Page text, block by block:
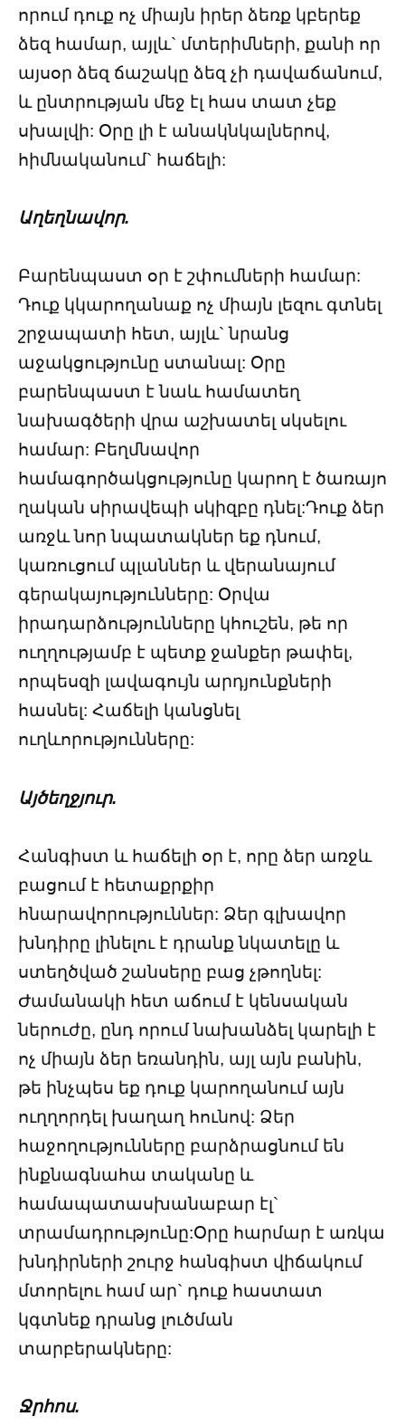
որում դուք ոչ միայն իրեր ձեռք կբերեք
ձեզ համար, այլև` մտերիմների, քանի որ
այսօր ձեզ ճաշակը ձեզ չի դավաճանում,
և ընտրության մեջ էլ հաս տատ չեք
սխալվի: Օրը լի է անակնկալներով,
հիմնականում` հաճելի:
Աղեղնավոր.
Բարենպաստ օր է շփումների համար:
Դուք կկարողանաք ոչ միայն լեզու գտնել
շրջապատի հետ, այլև` նրանց
աջակցությունը ստանալ: Օրը
բարենպաստ է նաև համատեղ
նախագծերի վրա աշխատել սկսելու
համար: Բեղմնավոր
համագործակցությունը կարող է ծառայո
ղական սիրավեպի սկիզբը դնել:Դուք ձեր
առջև նոր նպատակներ եք դնում,
կառուցում պլաններ և վերանայում
գերակայությունները: Օրվա
իրադարձությունները կհուշեն, թե որ
ուղղությամբ է պետք ջանքեր թափել,
որպեսզի լավագույն արդյունքների
հասնել: Հաճելի կանցնել
ուղևորությունները:
Այծեղջյուր.
Հանգիստ և հաճելի օր է, որը ձեր առջև
բացում է հետաքրքիր
հնարավորություններ: Ձեր գլխավոր
խնդիրը լինելու է դրանք նկատելը և
ստեղծված շանսերը բաց չթողնել:
Ժամանակի հետ աճում է կենսական
ներուժը, ընդ որում նախանձել կարելի է
ոչ միայն ձեր եռանդին, այլ այն բանին,
թե ինչպես եք դուք կարողանում այն
ուղղորդել խաղաղ հունով: Ձեր
հաջողությունները բարձրացնում են
ինքնագնահա տականը և
համապատասխանաբար էլ`
տրամադրությունը:Օրը հարմար է առկա
խնդիրների շուրջ հանգիստ վիճակում
մտորելու համ ար` դուք հաստատ
կգտնեք դրանց լուծման
տարբերակները:
Ջրհոս.